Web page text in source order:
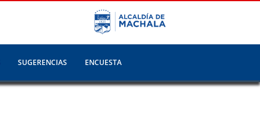
SUGERENCIAS ENCUESTA